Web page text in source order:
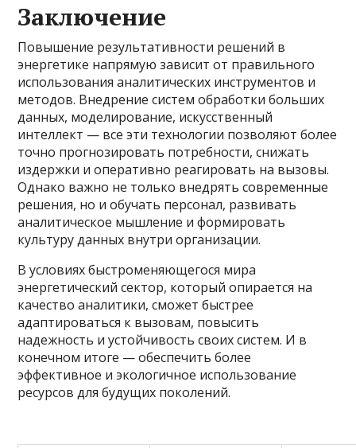
Заключение
Повышение результативности решений в
энергетике напрямую зависит от правильного
использования аналитических инструментов и
методов. Внедрение систем обработки больших
данных, моделирование, искусственный
интеллект — все эти технологии позволяют более
точно прогнозировать потребности, снижать
издержки и оперативно реагировать на вызовы.
Однако важно не только внедрять современные
решения, но и обучать персонал, развивать
аналитическое мышление и формировать
культуру данных внутри организации.
В условиях быстроменяющегося мира
энергетический сектор, который опирается на
качество аналитики, сможет быстрее
адаптироваться к вызовам, повысить
надежность и устойчивость своих систем. И в
конечном итоге — обеспечить более
эффективное и экологичное использование
ресурсов для будущих поколений.